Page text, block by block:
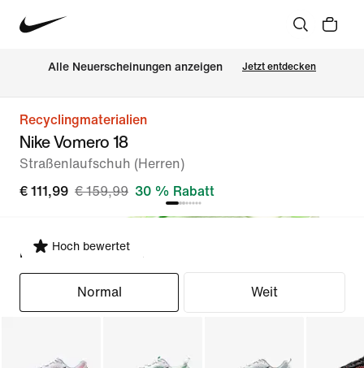
Alle Neuerscheinungen anzeigen Jetzt entdecken
Recyclingmaterialien
Nike Vomero 18
Straßenlaufschuh (Herren)
€ 111,99 € 159,99 30 % Rabatt
Hoch bewertet
Passform auswählen
Normal Weit